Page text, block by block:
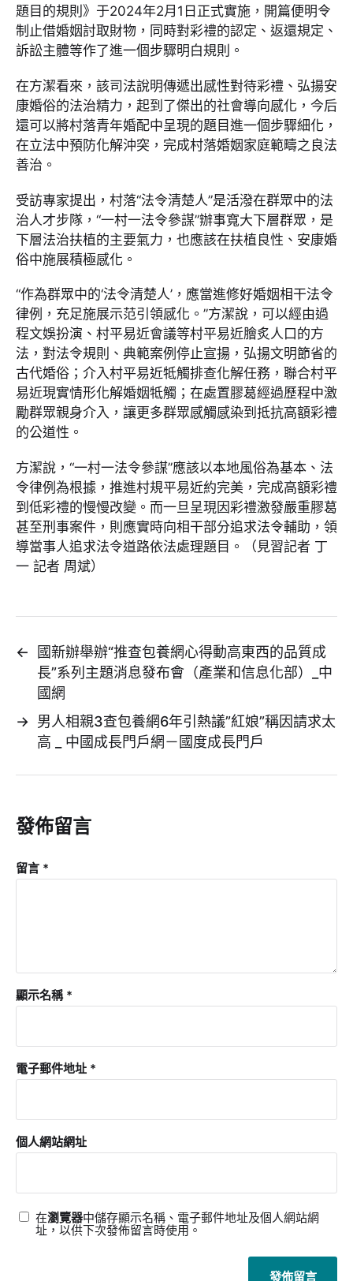
題目的規則》于2024年2月1日正式實施，開篇便明令
制止借婚姻討取財物，同時對彩禮的認定、返還規定、
訴訟主體等作了進一個步驟明白規則。
在方潔看來，該司法說明傳遞出感性對待彩禮、弘揚安
康婚俗的法治精力，起到了傑出的社會導向感化，今后
還可以將村落青年婚配中呈現的題目進一個步驟細化，
在立法中預防化解沖突，完成村落婚姻家庭範疇之良法
善治。
受訪專家提出，村落“法令清楚人”是活潑在群眾中的法
治人才步隊，“一村一法令參謀”辦事寬大下層群眾，是
下層法治扶植的主要氣力，也應該在扶植良性、安康婚
俗中施展積極感化。
“作為群眾中的‘法令清楚人’，應當進修好婚姻相干法令
律例，充足施展示范引領感化。”方潔說，可以經由過
程文娛扮演、村平易近會議等村平易近膾炙人口的方
法，對法令規則、典範案例停止宣揚，弘揚文明節省的
古代婚俗；介入村平易近牴觸排查化解任務，聯合村平
易近現實情形化解婚姻牴觸；在處置膠葛經過歷程中激
勵群眾親身介入，讓更多群眾感觸感染到抵抗高額彩禮
的公道性。
方潔說，“一村一法令參謀”應該以本地風俗為基本、法
令律例為根據，推進村規平易近約完美，完成高額彩禮
到低彩禮的慢慢改變。而一旦呈現因彩禮激發嚴重膠葛
甚至刑事案件，則應實時向相干部分追求法令輔助，領
導當事人追求法令道路依法處理題目。（見習記者 丁
一 記者 周斌）
←
國新辦舉辦“推查包養網心得動高東西的品質成
長”系列主題消息發布會（產業和信息化部）_中
國網
→ 男人相親3查包養網6年引熱議”紅娘”稱因請求太
高 _ 中國成長門戶網－國度成長門戶
發佈留言
留言 *
顯示名稱 *
電子郵件地址 *
個人網站網址
在瀏覽器中儲存顯示名稱、電子郵件地址及個人網站網
址，以供下次發佈留言時使用。